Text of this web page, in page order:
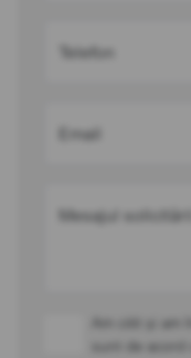
Telefon
Email
Mesajul solicitării
Am citit și am
sunt de